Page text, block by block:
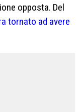
opposta. Del
tornato ad avere